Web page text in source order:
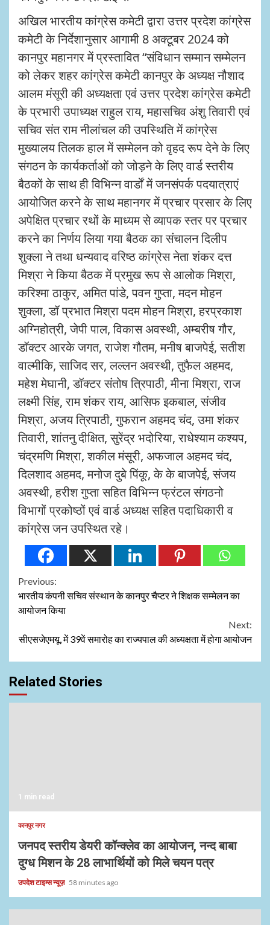
अखिल भारतीय कांग्रेस कमेटी द्वारा उत्तर प्रदेश कांग्रेस
कमेटी के निर्देशानुसार आगामी 8 अक्टूबर 2024 को
कानपुर महानगर में प्रस्तावित “संविधान सम्मान सम्मेलन
को लेकर शहर कांग्रेस कमेटी कानपुर के अध्यक्ष नौशाद
आलम मंसूरी की अध्यक्षता एवं उत्तर प्रदेश कांग्रेस कमेटी
के प्रभारी उपाध्यक्ष राहुल राय, महासचिव अंशु तिवारी एवं
सचिव संत राम नीलांचल की उपस्थिति में कांग्रेस
मुख्यालय तिलक हाल में सम्मेलन को वृहद रूप देने के लिए
संगठन के कार्यकर्ताओं को जोड़ने के लिए वार्ड स्तरीय
बैठकों के साथ ही विभिन्न वार्डों में जनसंपर्क पदयात्राएं
आयोजित करने के साथ महानगर में प्रचार प्रसार के लिए
अपेक्षित प्रचार रथों के माध्यम से व्यापक स्तर पर प्रचार
करने का निर्णय लिया गया बैठक का संचालन दिलीप
शुक्ला ने तथा धन्यवाद वरिष्ठ कांग्रेस नेता शंकर दत्त
मिश्रा ने किया बैठक में प्रमुख रूप से आलोक मिश्रा,
करिश्मा ठाकुर, अमित पांडे, पवन गुप्ता, मदन मोहन
शुक्ला, डॉ प्रभात मिश्रा पदम मोहन मिश्रा, हरप्रकाश
अग्निहोत्री, जेपी पाल, विकास अवस्थी, अम्बरीष गौर,
डॉक्टर आरके जगत, राजेश गौतम, मनीष बाजपेई, सतीश
वाल्मीकि, साजिद सर, लल्लन अवस्थी, तुफैल अहमद,
महेश मेघानी, डॉक्टर संतोष त्रिपाठी, मीना मिश्रा, राज
लक्ष्मी सिंह, राम शंकर राय, आसिफ इकबाल, संजीव
मिश्रा, अजय त्रिपाठी, गुफरान अहमद चंद, उमा शंकर
तिवारी, शांतनु दीक्षित, सुरेंद्र भदोरिया, राधेश्याम कश्यप,
चंद्रमणि मिश्रा, शकील मंसूरी, अफजाल अहमद चंद,
दिलशाद अहमद, मनोज दुबे पिंकू, के के बाजपेई, संजय
अवस्थी, हरीश गुप्ता सहित विभिन्न फ्रंटल संगठनो
विभागों प्रकोष्ठों एवं वार्ड अध्यक्ष सहित पदाधिकारी व
कांग्रेस जन उपस्थित रहे।
Continue
Reading
Previous:
भारतीय कंपनी सचिव संस्थान के कानपुर चैप्टर ने शिक्षक सम्मेलन का
आयोजन किया
Next:
सीएसजेएमयू, में 39वें समारोह का राज्यपाल की अध्यक्षता में होगा आयोजन
Related Stories
1 min read
कानपुर नगर
जनपद स्तरीय डेयरी कॉन्क्लेव का आयोजन, नन्द बाबा
दुग्ध मिशन के 28 लाभार्थियों को मिले चयन पत्र
उपदेश टाइम्स न्यूज़ 58 minutes ago